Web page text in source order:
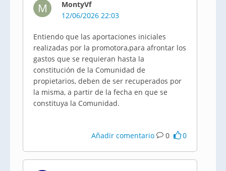
M
MontyVf
12/06/2026 22:03
Entiendo que las aportaciones iniciales
realizadas por la promotora,para afrontar los
gastos que se requieran hasta la
constitución de la Comunidad de
propietarios, deben de ser recuperados por
la misma, a partir de la fecha en que se
constituya la Comunidad.
Añadir comentario 0 0